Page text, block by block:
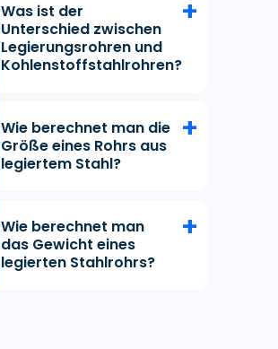
Was ist der
Unterschied zwischen
Legierungsrohren und
Kohlenstoffstahlrohren?
Wie berechnet man die
Größe eines Rohrs aus
legiertem Stahl?
Wie berechnet man
das Gewicht eines
legierten Stahlrohrs?